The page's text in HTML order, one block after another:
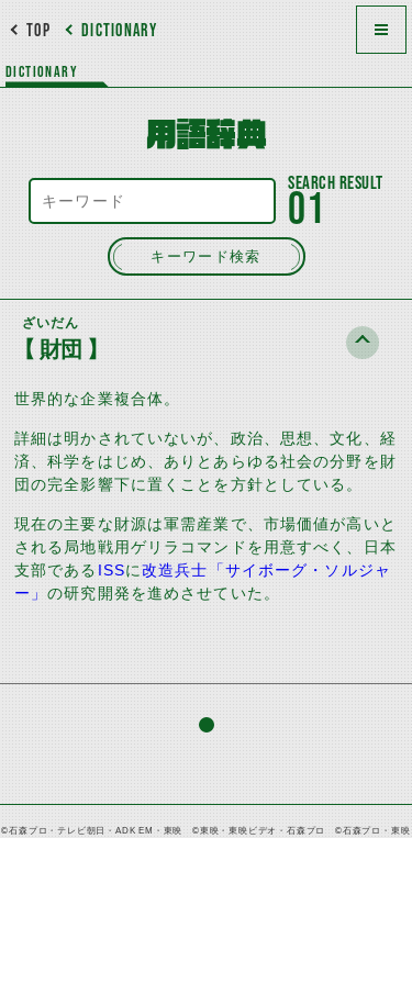
DICTIONARY
TOP
DICTIONARY
用語辞典
キーワード検索
01
ざいだん
【 財団 】
世界的な企業複合体。
詳細は明かされていないが、政治、思想、文化、経
済、科学をはじめ、ありとあらゆる社会の分野を財
団の完全影響下に置くことを方針としている。
現在の主要な財源は軍需産業で、市場価値が高いと
される局地戦用ゲリラコマンドを用意すべく、日本
支部である ISSに改造兵士「サイボーグ・ソルジャ
ー」の研究開発を進めさせていた。
©石森プロ・テレビ朝日・ADK EM・東映 ©東映・東映ビデオ・石森プロ ©石森プロ・東映